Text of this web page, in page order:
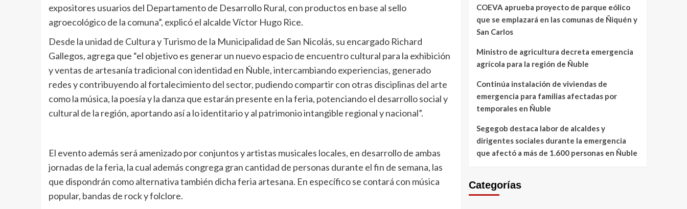
expositores usuarios del Departamento de Desarrollo Rural, con productos en base al sello
agroecológico de la comuna”, explicó el alcalde Víctor Hugo Rice.
Desde la unidad de Cultura y Turismo de la Municipalidad de San Nicolás, su encargado Richard
Gallegos, agrega que “el objetivo es generar un nuevo espacio de encuentro cultural para la exhibición
y ventas de artesanía tradicional con identidad en Ñuble, intercambiando experiencias, generado
redes y contribuyendo al fortalecimiento del sector, pudiendo compartir con otras disciplinas del arte
como la música, la poesía y la danza que estarán presente en la feria, potenciando el desarrollo social y
cultural de la región, aportando así a lo identitario y al patrimonio intangible regional y nacional”.
El evento además será amenizado por conjuntos y artistas musicales locales, en desarrollo de ambas
jornadas de la feria, la cual además congrega gran cantidad de personas durante el fin de semana, las
que dispondrán como alternativa también dicha feria artesana. En específico se contará con música
popular, bandas de rock y folclore.
COEVA aprueba proyecto de parque eólico
que se emplazará en las comunas de Ñiquén y
San Carlos
Ministro de agricultura decreta emergencia
agrícola para la región de Ñuble
Continúa instalación de viviendas de
emergencia para familias afectadas por
temporales en Ñuble
Segegob destaca labor de alcaldes y
dirigentes sociales durante la emergencia
que afectó a más de 1.600 personas en Ñuble
Categorías